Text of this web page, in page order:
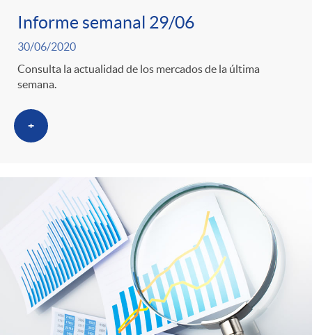
Informe semanal 29/06
30/06/2020
Consulta la actualidad de los mercados de la última
semana.
+